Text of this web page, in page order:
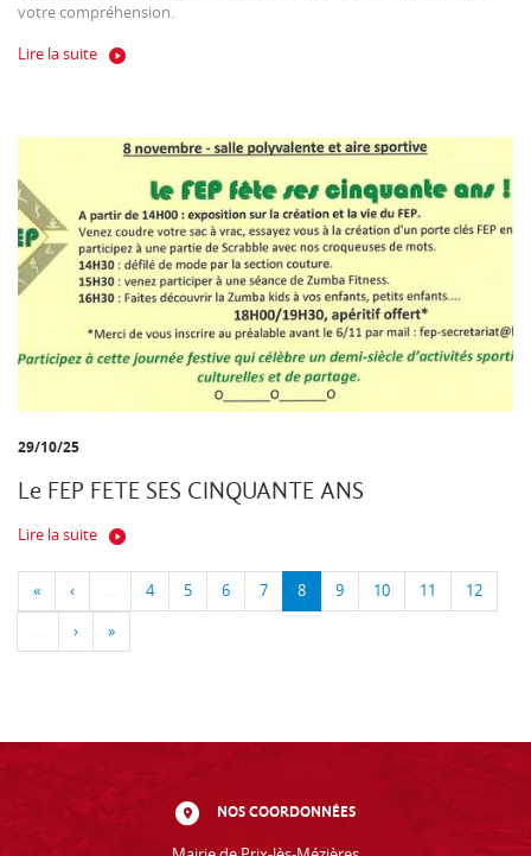
votre compréhension.
Lire la suite
29/10/25
Le FEP FETE SES CINQUANTE ANS
Lire la suite
« ‹ … 4 5 6 7 8 9 10 11 12
… › »
NOS COORDONNÉES